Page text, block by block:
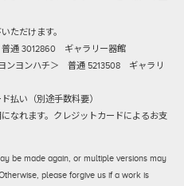
ただけます。
3012860 ギャラリー器館
ンヨンハチ＞ 普通 5213508 ギャラリ
払い（別途手数料要）
なれます。クレジットカードによるお支
be made again, or multiple versions may
please forgive us if a work is